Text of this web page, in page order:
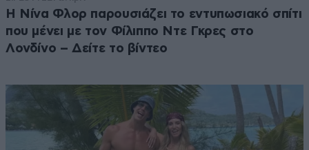
Η Νίνα Φλορ παρουσιάζει το εντυπωσιακό σπίτι
που μένει με τον Φίλιππο Ντε Γκρες στο
Λονδίνο – Δείτε το βίντεο